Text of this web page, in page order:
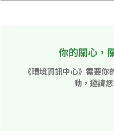
你的關心，
《環境資訊中心》需要
動，邀請